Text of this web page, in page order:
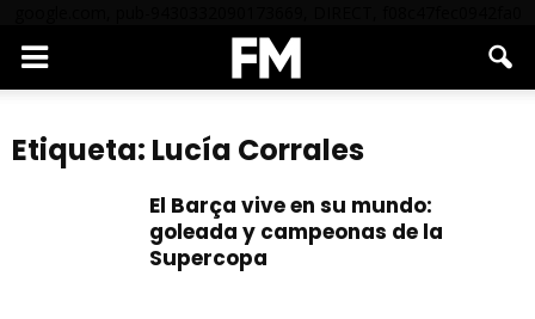
Etiqueta: Lucía Corrales
El Barça vive en su mundo:
goleada y campeonas de la
Supercopa